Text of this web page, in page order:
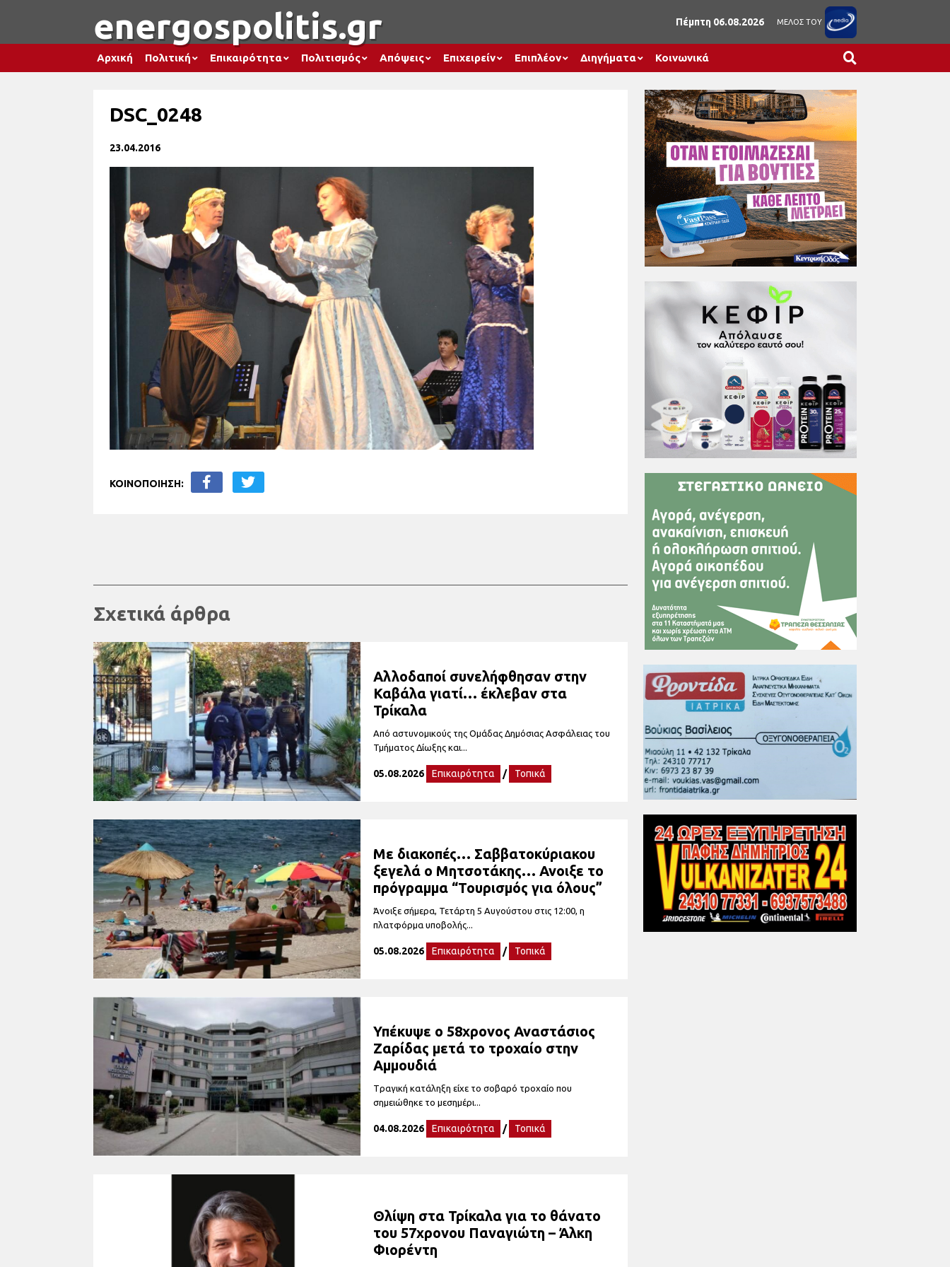
energospolitis.gr Πέμπτη 06.08.2026 ΜΕΛΟΣ ΤΟΥ
Αρχική Πολιτική Επικαιρότητα Πολιτισμός Απόψεις Επιχειρείν Επιπλέον Διηγήματα Κοινωνικά
DSC_0248
23.04.2016
ΚΟΙΝΟΠΟΙΗΣΗ:
Σχετικά άρθρα
Αλλοδαποί συνελήφθησαν στην
Καβάλα γιατί… έκλεβαν στα
Τρίκαλα
Από αστυνομικούς της Ομάδας Δημόσιας Ασφάλειας του
Τμήματος Δίωξης και...
05.08.2026 Επικαιρότητα / Τοπικά
Με διακοπές… Σαββατοκύριακου
ξεγελά ο Μητσοτάκης… Ανοιξε το
πρόγραμμα “Τουρισμός για όλους”
Άνοιξε σήμερα, Τετάρτη 5 Αυγούστου στις 12:00, η
πλατφόρμα υποβολής...
05.08.2026 Επικαιρότητα / Τοπικά
Υπέκυψε ο 58χρονος Αναστάσιος
Ζαρίδας μετά το τροχαίο στην
Αμμουδιά
Tραγική κατάληξη είχε το σοβαρό τροχαίο που
σημειώθηκε το μεσημέρι...
04.08.2026 Επικαιρότητα / Τοπικά
Θλίψη στα Τρίκαλα για το θάνατο
του 57χρονου Παναγιώτη – Άλκη
Φιορέντη